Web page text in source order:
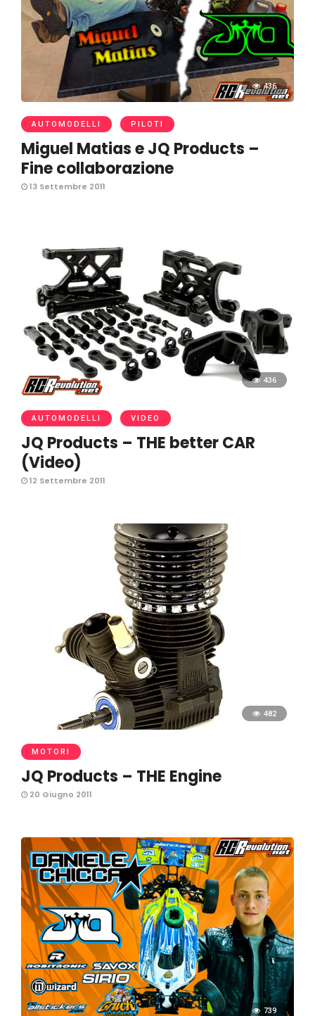
436
AUTOMODELLI PILOTI
Miguel Matias e JQ Products –
Fine collaborazione
13 Settembre 2011
436
AUTOMODELLI VIDEO
JQ Products – THE better CAR
(Video)
12 Settembre 2011
482
MOTORI
JQ Products – THE Engine
20 Giugno 2011
739